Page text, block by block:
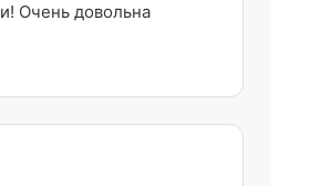
Очень довольна